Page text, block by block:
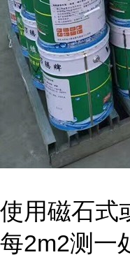
使用磁石式
每2m2测一